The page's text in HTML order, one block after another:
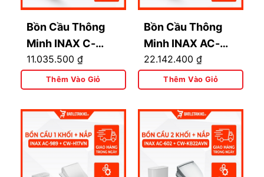
Bồn Cầu Thông
Minh INAX C-
514A+CW-H17VN
11.035.500 ₫
Thêm Vào Giỏ
Bồn Cầu Thông
Minh INAX AC-
989+CW-
KA22AVN Có
Remote
22.142.400 ₫
Thêm Vào Giỏ